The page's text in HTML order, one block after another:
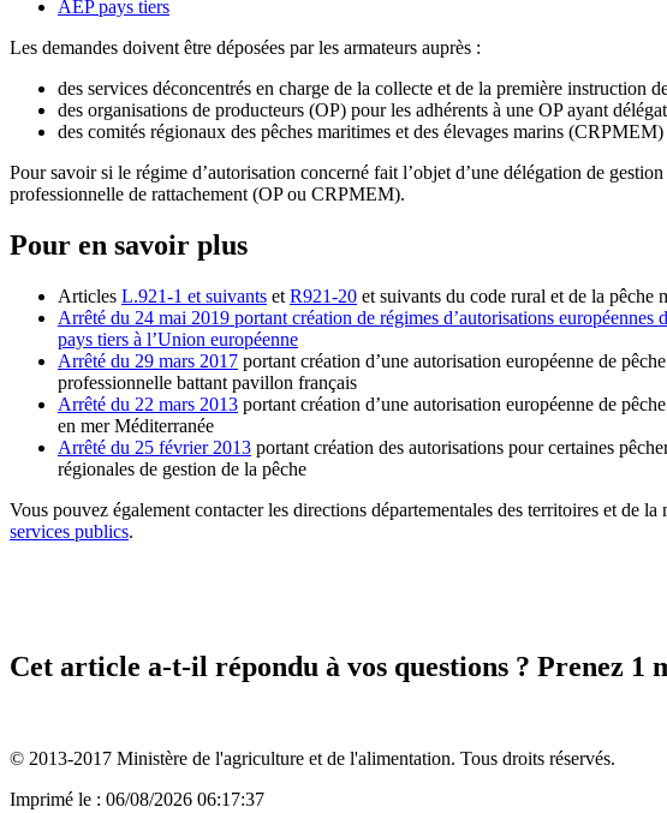
AEP pays tiers
Les demandes doivent être déposées par les armateurs auprès :
des services déconcentrés en charge de la collecte et de la première
des organisations de producteurs (OP) pour les adhérents à une OP ayant
des comités régionaux des pêches maritimes et des élevages marins
Pour savoir si le régime d’autorisation concerné fait l’objet d’une délégation de
professionnelle de rattachement (OP ou CRPMEM).
Pour en savoir plus
Articles L.921-1 et suivants et R921-20 et suivants du code rural et de la pêche
Arrêté du 24 mai 2019 portant création de régimes d’autorisations
pays tiers à l’Union européenne
Arrêté du 29 mars 2017 portant création d’une autorisation européenne de
professionnelle battant pavillon français
Arrêté du 22 mars 2013 portant création d’une autorisation européenne de
en mer Méditerranée
Arrêté du 25 février 2013 portant création des autorisations pour certaines
régionales de gestion de la pêche
Vous pouvez également contacter les directions départementales des territoires et
services publics.
Cet article a-t-il répondu à vos questions ? Prenez 1
© 2013-2017 Ministère de l'agriculture et de l'alimentation. Tous droits réservés.
Imprimé le : 06/08/2026 06:17:37